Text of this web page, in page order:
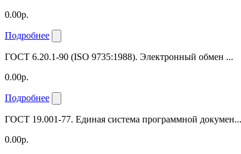
0.00р.
Подробнее
ГОСТ 6.20.1-90 (ISO 9735:1988). Электронный обмен ...
0.00р.
Подробнее
ГОСТ 19.001-77. Единая система программной докумен...
0.00р.